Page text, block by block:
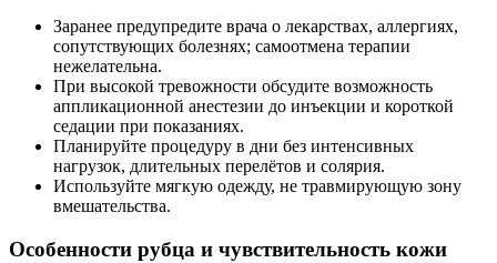
Заранее предупредите врача о лекарствах, аллергиях,
сопутствующих болезнях; самоотмена терапии
нежелательна.
При высокой тревожности обсудите возможность
аппликационной анестезии до инъекции и короткой
седации при показаниях.
Планируйте процедуру в дни без интенсивных
нагрузок, длительных перелётов и солярия.
Используйте мягкую одежду, не травмирующую зону
вмешательства.
Особенности рубца и чувствительность кожи